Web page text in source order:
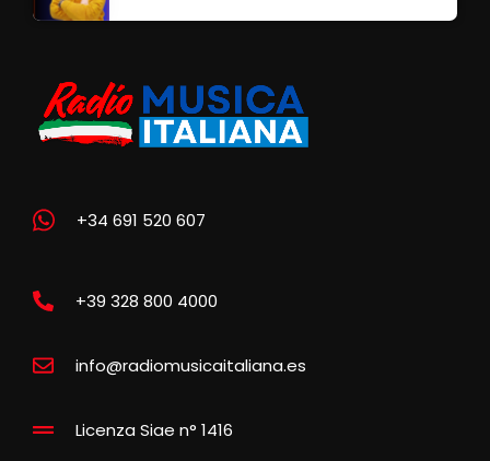
+34 691 520 607
+39 328 800 4000
info@radiomusicaitaliana.es
Licenza Siae n° 1416